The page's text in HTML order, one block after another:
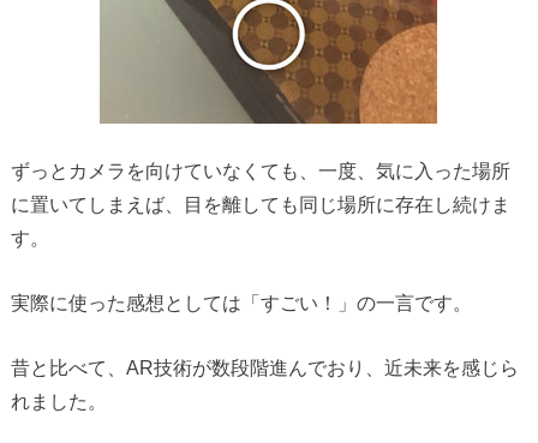
ずっとカメラを向けていなくても、一度、気に入った場所
に置いてしまえば、目を離しても同じ場所に存在し続けま
す。
実際に使った感想としては「すごい！」の一言です。
昔と比べて、AR技術が数段階進んでおり、近未来を感じら
れました。